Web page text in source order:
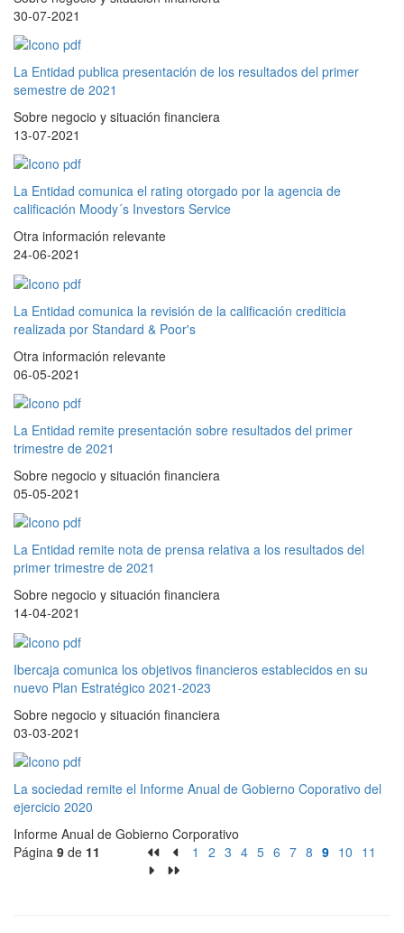
30-07-2021
La Entidad publica presentación de los resultados del primer
semestre de 2021
Sobre negocio y situación financiera
13-07-2021
La Entidad comunica el rating otorgado por la agencia de
calificación Moody´s Investors Service
Otra información relevante
24-06-2021
La Entidad comunica la revisión de la calificación crediticia
realizada por Standard & Poor's
Otra información relevante
06-05-2021
La Entidad remite presentación sobre resultados del primer
trimestre de 2021
Sobre negocio y situación financiera
05-05-2021
La Entidad remite nota de prensa relativa a los resultados del
primer trimestre de 2021
Sobre negocio y situación financiera
14-04-2021
Ibercaja comunica los objetivos financieros establecidos en su
nuevo Plan Estratégico 2021-2023
Sobre negocio y situación financiera
03-03-2021
La sociedad remite el Informe Anual de Gobierno Coporativo del
ejercicio 2020
Informe Anual de Gobierno Corporativo
Página 9 de 11 1 2 3 4 5 6 7 8 9 10 11